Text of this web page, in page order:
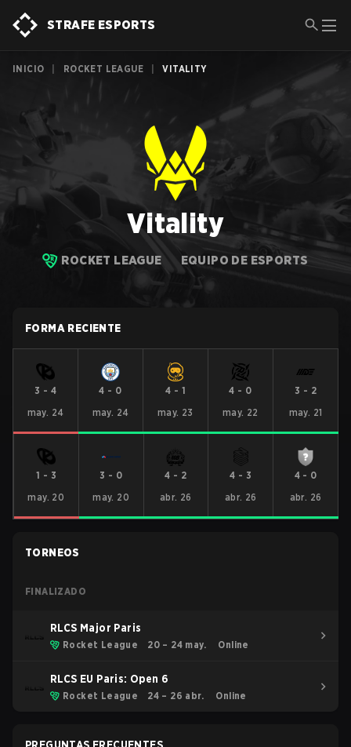
STRAFE ESPORTS
INICIO ROCKET LEAGUE VITALITY
Vitality
ROCKET LEAGUE EQUIPO DE ESPORTS
FORMA RECIENTE
3 - 4
may. 24
4 - 0
may. 24
4 - 1
may. 23
4 - 0
may. 22
3 - 2
may. 21
1 - 3
may. 20
3 - 0
may. 20
4 - 2
abr. 26
4 - 3
abr. 26
4- 0
abr. 26
TORNEOS
FINALIZADO
RLCS Major Paris
Rocket League 20 – 24 may. Online
RLCS EU Paris: Open 6
Rocket League 24 – 26 abr. Online